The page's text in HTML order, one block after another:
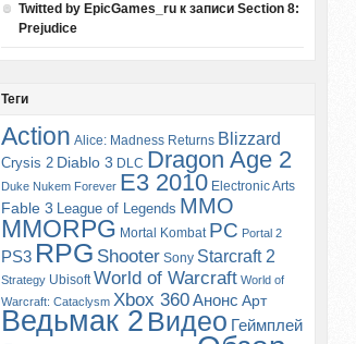
Twitted by EpicGames_ru к записи Section 8:
Prejudice
Теги
Action Alice: Madness Returns Blizzard
Crysis 2 Diablo 3 DLC Dragon Age 2
Duke Nukem Forever E3 2010 Electronic Arts
Fable 3 League of Legends MMO
MMORPG Mortal Kombat PC Portal 2
PS3 RPG Shooter Sony Starcraft 2
Strategy Ubisoft World of Warcraft World of
Warcraft: Cataclysm Xbox 360Анонс Арт
Ведьмак 2 Видео Геймплей